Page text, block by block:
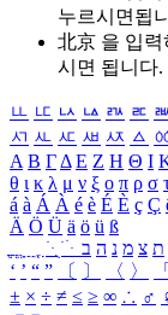
누르시면됩
北京 을 입력
시면 됩니다.
ㅥ ㅦ ㅧ ㅨ ㅩ ㅪ
ㅺ ㅻ ㅼ ㅽ ㅾ ㅿ
Α Β ΓΔ Ε Ζ Η Θ Ι
θ ι κ λ μ ν ξ ο π ρ σ
á à Á À é è É È ç Ç
Ä Ö Ü ä ö ü ß
ִֶֹ ֻּ ׁׂ ת צ מ נ ה ב
‘ ’ “ ” 〔 〕 〈 〉 「
± × ÷ ≠ ≤ ≥ ∞ ∴ ♂